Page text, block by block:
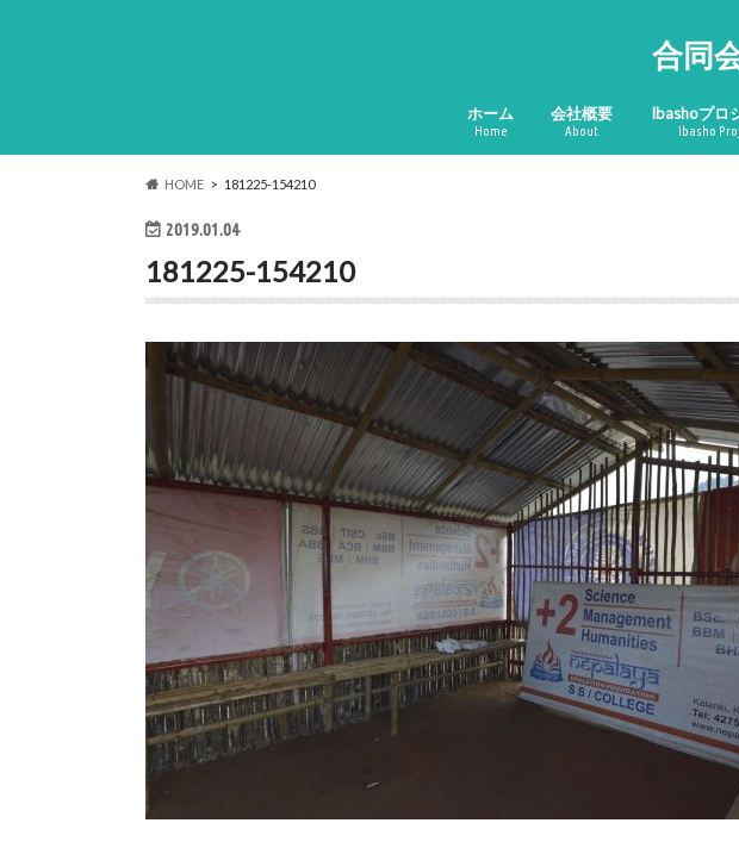
合同
ホーム
Home
会社概要
About
Ibashoプロ
Ibasho
HOME 181225-154210
2019.01.04
181225-154210